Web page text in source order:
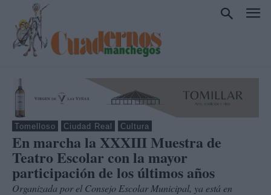
Tomelloso Ciudad Real Cultura
En marcha la XXXIII Muestra de
Teatro Escolar con la mayor
participación de los últimos años
Organizada por el Consejo Escolar Municipal, ya está en